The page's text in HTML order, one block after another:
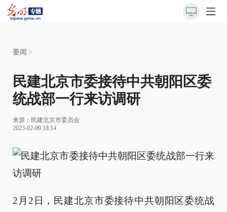
要闻 >
民建北京市委接待中共朝阳区委
统战部一行来访调研
来源： 民建北京市委员会
2023-02-09 18:14
2月2日，民建北京市委接待中共朝阳区委统战